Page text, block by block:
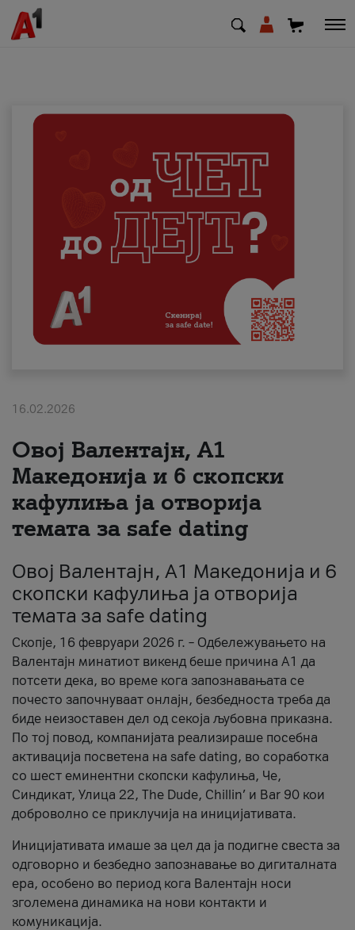
Деловни
Поддршка
Надополни кредит
Плати сметка
#ПодобарОнлајн
16.02.2026
Овој Валентајн, A1
Македонија и 6 скопски
кафулиња ја отворија
темата за safe dating
Овој Валентајн, A1 Македонија и 6
скопски кафулиња ја отворија
темата за safe dating
Скопје, 16 февруари 2026 г. – Одбележувањето на
Валентајн минатиот викенд беше причина А1 да
потсети дека, во време кога запознавањата се
почесто започнуваат онлајн, безбедноста треба да
биде неизоставен дел од секоја љубовна приказна.
По тој повод, компанијата реализираше посебна
активација посветена на safe dating, во соработка
со шест еминентни скопски кафулиња, Че,
Синдикат, Улица 22, The Dude, Chillin’ и Bar 90 кои
доброволно се приклучија на иницијативата.
Иницијативата имаше за цел да ја подигне свеста за
одговорно и безбедно запознавање во дигиталната
ера, особено во период кога Валентајн носи
зголемена динамика на нови контакти и
комуникација.